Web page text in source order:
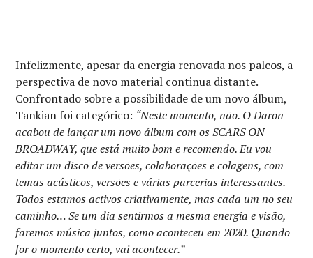
Infelizmente, apesar da energia renovada nos palcos, a
perspectiva de novo material continua distante.
Confrontado sobre a possibilidade de um novo álbum,
Tankian foi categórico: “Neste momento, não. O Daron
acabou de lançar um novo álbum com os SCARS ON
BROADWAY, que está muito bom e recomendo. Eu vou
editar um disco de versões, colaborações e colagens, com
temas acústicos, versões e várias parcerias interessantes.
Todos estamos activos criativamente, mas cada um no seu
caminho… Se um dia sentirmos a mesma energia e visão,
faremos música juntos, como aconteceu em 2020. Quando
for o momento certo, vai acontecer.”